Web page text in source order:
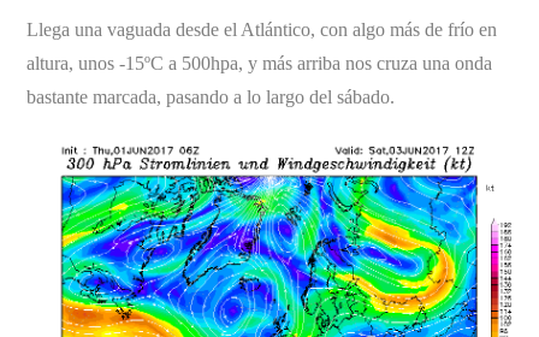
Llega una vaguada desde el Atlántico, con algo más de frío en
altura, unos -15ºC a 500hpa, y más arriba nos cruza una onda
bastante marcada, pasando a lo largo del sábado.